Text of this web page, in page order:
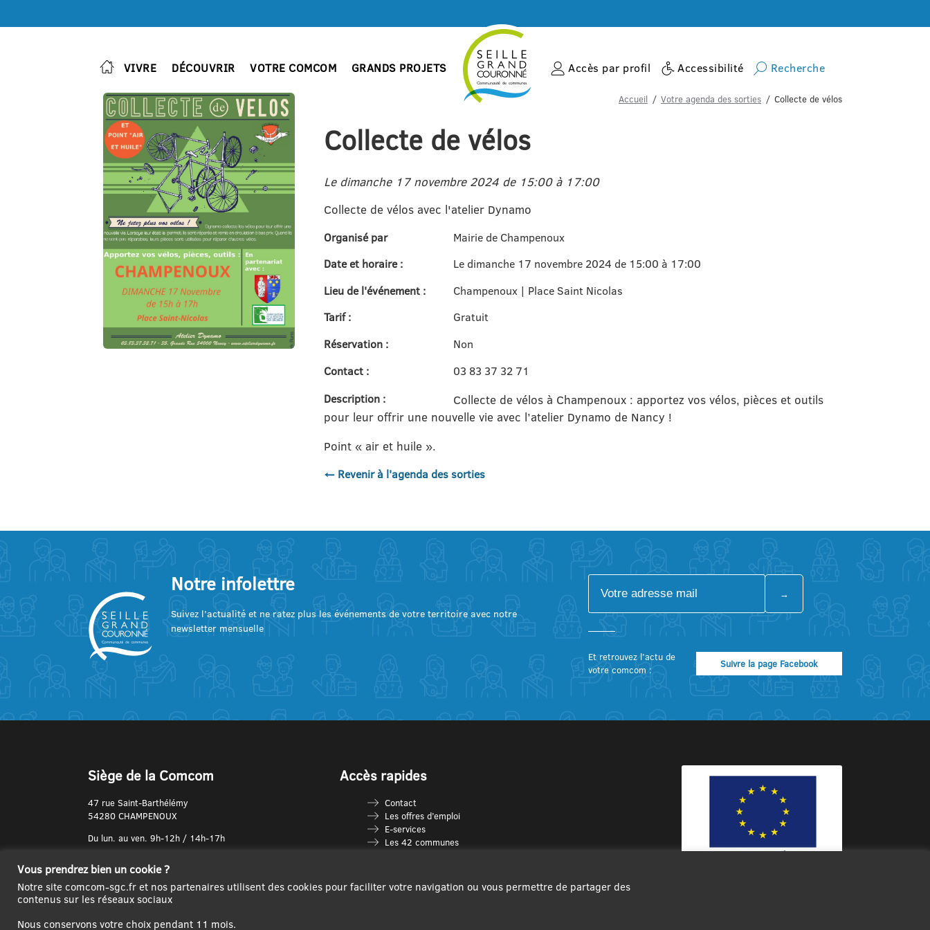
VIVRE DÉCOUVRIR VOTRE COMCOM GRANDS PROJETS Accès par profil Accessibilité Recherche
Accueil Votre agenda des sorties Collecte de vélos
Collecte de vélos
Le dimanche 17 novembre 2024 de 15:00 à 17:00
Collecte de vélos avec l'atelier Dynamo
Organisé par
Mairie de Champenoux
Date et horaire :
Le dimanche 17 novembre 2024 de 15:00 à 17:00
Lieu de l'événement :
Champenoux | Place Saint Nicolas
Tarif :
Gratuit
Réservation :
Non
Contact :
03 83 37 32 71
Description :
Collecte de vélos à Champenoux : apportez vos vélos, pièces et outils
pour leur offrir une nouvelle vie avec l’atelier Dynamo de Nancy !
Point « air et huile ».
← Revenir à l'agenda des sorties
Notre infolettre
Suivez l’actualité et ne ratez plus les événements de votre territoire avec notre
newsletter mensuelle
Et retrouvez l’actu de
votre comcom :
Suivre la page Facebook
Siège de la Comcom
47 rue Saint-Barthélémy
54280 CHAMPENOUX
Du lun. au ven. 9h-12h / 14h-17h
03 83 31 74 37
Accès rapides
Contact
Les offres d’emploi
E-services
Les 42 communes
Espace France Services
Les séniors
Vous prendrez bien un cookie ?
Notre site comcom-sgc.fr et nos partenaires utilisent des cookies pour faciliter votre navigation ou vous permettre de partager des
contenus sur les réseaux sociaux
Nous conservons votre choix pendant 11 mois.